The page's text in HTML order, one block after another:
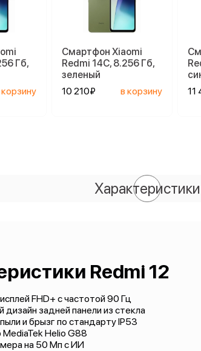
Гб,
корзину
Смартфон Xiaomi
Redmi 14C, 8.256 Гб,
зеленый
10 210₽
в корзину
11
Характеристики
Redmi 12
FHD+ с частотой 90 Гц
дизайн задней панели из стекла
и брызг по стандарту IP53
Helio G88
на 50 Мп с ИИ